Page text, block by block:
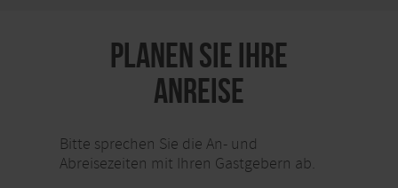
PLANEN SIE IHRE
ANREISE
Bitte sprechen Sie die An- und
Abreisezeiten mit Ihren Gastgebern ab.